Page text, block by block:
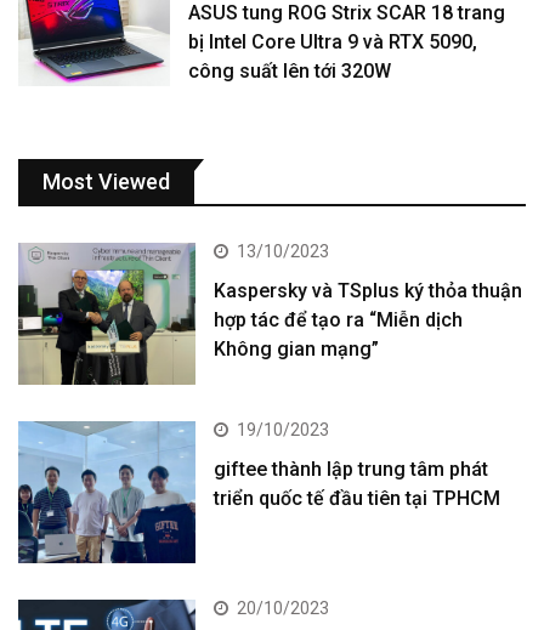
ASUS tung ROG Strix SCAR 18 trang
bị Intel Core Ultra 9 và RTX 5090,
công suất lên tới 320W
Most Viewed
13/10/2023
Kaspersky và TSplus ký thỏa thuận
hợp tác để tạo ra “Miễn dịch
Không gian mạng”
19/10/2023
giftee thành lập trung tâm phát
triển quốc tế đầu tiên tại TPHCM
20/10/2023